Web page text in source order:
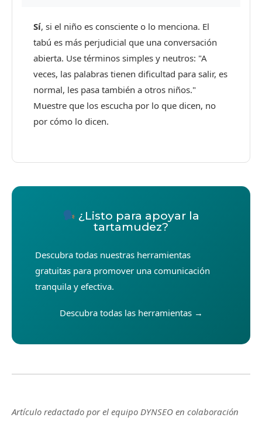
Sí, si el niño es consciente o lo menciona. El
tabú es más perjudicial que una conversación
abierta. Use términos simples y neutros: "A
veces, las palabras tienen dificultad para salir, es
normal, les pasa también a otros niños."
Muestre que los escucha por lo que dicen, no
por cómo lo dicen.
¿Listo para apoyar la
tartamudez?
Descubra todas nuestras herramientas
gratuitas para promover una comunicación
tranquila y efectiva.
Descubra todas las herramientas →
Artículo redactado por el equipo DYNSEO en colaboración